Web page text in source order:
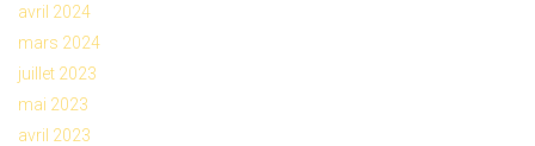
avril 2024
mars 2024
juillet 2023
mai 2023
avril 2023